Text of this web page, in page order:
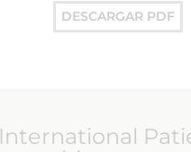
DESCARGAR PDF
International